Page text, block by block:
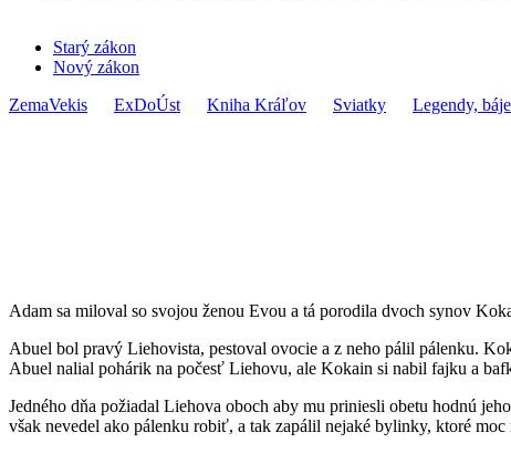
Starý zákon
Nový zákon
ZemaVekis
ExDoÚst Kniha Kráľov Sviatky Legendy,
Adam sa miloval so svojou ženou Evou a tá porodila dvoch synov
Abuel bol pravý Liehovista, pestoval ovocie a z neho pálil pálenku.
Abuel nalial pohárik na počesť Liehovu, ale Kokain si nabil fajku a
Jedného dňa požiadal Liehova oboch aby mu priniesli obetu hodnú
však nevedel ako pálenku robiť, a tak zapálil nejaké bylinky, ktoré